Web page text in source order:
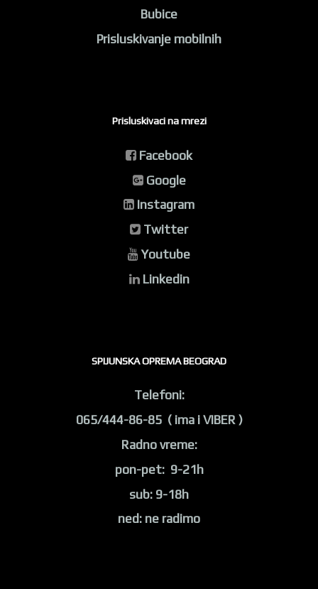
Bubice
Prisluskivanje mobilnih
Prisluskivaci na mrezi
Facebook
Google
Instagram
Twitter
Youtube
Linkedin
SPIJUNSKA OPREMA BEOGRAD
Telefoni:
065/444-86-85 ( ima i VIBER )
Radno vreme:
pon-pet: 9-21h
sub: 9-18h
ned: ne radimo